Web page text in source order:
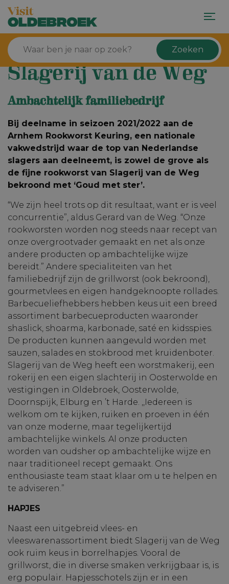
Zoeken
Slagerij van de Weg
Ambachtelijk familiebedrijf
Bij deelname in seizoen 2021/2022 aan de
Arnhem Rookworst Keuring, een nationale
vakwedstrijd waar de top van Nederlandse
slagers aan deelneemt, is zowel de grove als
de fijne rookworst van Slagerij van de Weg
bekroond met ‘Goud met ster’.
“We zijn heel trots op dit resultaat, want er is veel
concurrentie”, aldus Gerard van de Weg. “Onze
rookworsten worden nog steeds naar recept van
onze overgrootvader gemaakt en net als onze
andere producten op ambachtelijke wijze
bereidt.” Andere specialiteiten van het
familiebedrijf zijn de grillworst (ook bekroond),
gourmetvlees en eigen handgeknoopte rollades.
Barbecueliefhebbers hebben keus uit een breed
assortiment barbecueproducten waaronder
shaslick, shoarma, karbonade, saté en kidsspies.
De producten kunnen aangevuld worden met
sauzen, salades en stokbrood met kruidenboter.
Slagerij van de Weg heeft een worstmakerij, een
rokerij en een eigen slachterij in Oosterwolde en
vestigingen in Oldebroek, Oosterwolde,
Doornspijk, Elburg en ’t Harde. ,,Iedereen is
welkom om te kijken, ruiken en proeven in één
van onze moderne, maar tegelijkertijd
ambachtelijke winkels. Al onze producten
worden van oudsher op ambachtelijke wijze en
naar traditioneel recept gemaakt. Ons
enthousiaste team staat klaar om u te helpen en
te adviseren.”
HAPJES
Naast een uitgebreid vlees- en
vleeswarenassortiment biedt Slagerij van de Weg
ook ruim keus in borrelhapjes. Vooral de
grillworst, die in diverse smaken verkrijgbaar is, is
erg populair. Hapjesschotels zijn er in een